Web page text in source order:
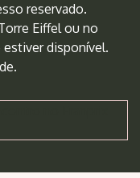
reservado.
Eiffel ou no
disponível.